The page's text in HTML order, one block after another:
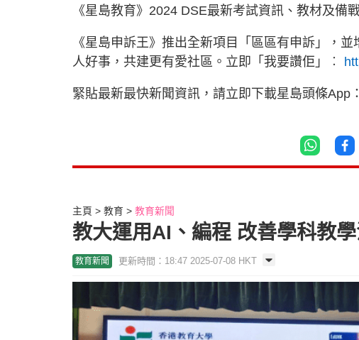
《星島教育》2024 DSE最新考試資訊、教材及備
《星島申訴王》推出全新項目「區區有申訴」，
人好事，共建更有愛社區。立即「我要讚佢」︰
緊貼最新最快新聞資訊，請立即下載星島頭條App：
主頁 教育 教育新聞
教大運用AI、編程 改善學科教
教育新聞 更新時間：18:47 2025-07-08 HKT